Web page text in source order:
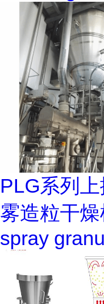
PLG系列
雾造粒干
spray